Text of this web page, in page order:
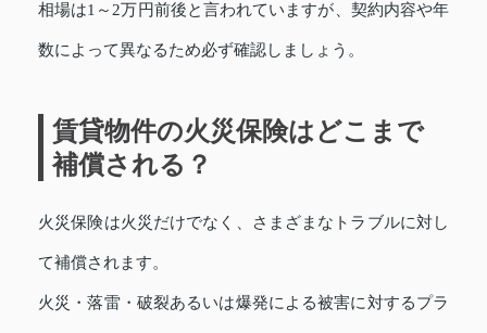
相場は1～2万円前後と言われていますが、契約内容や年
数によって異なるため必ず確認しましょう。
賃貸物件の火災保険はどこまで
補償される？
火災保険は火災だけでなく、さまざまなトラブルに対し
て補償されます。
火災・落雷・破裂あるいは爆発による被害に対するプラ